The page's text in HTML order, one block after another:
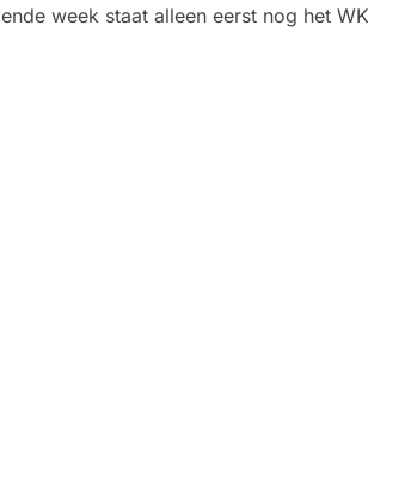
week staat alleen eerst nog het WK